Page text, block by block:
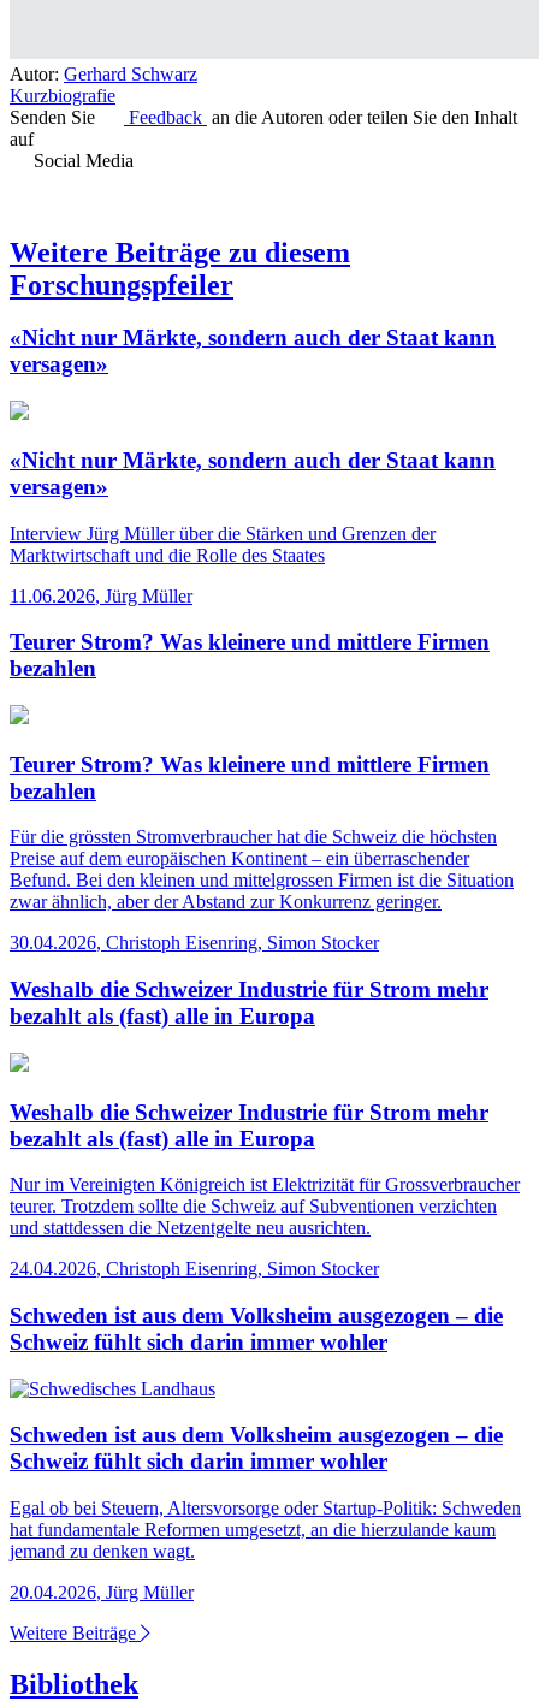
Autor: Gerhard Schwarz
Kurzbiografie
Senden Sie
Feedback an die Autoren oder teilen Sie den Inhalt
auf
Social Media
Weitere Beiträge zu diesem
Forschungspfeiler
«Nicht nur Märkte, sondern auch der Staat kann
versagen»
«Nicht nur Märkte, sondern auch der Staat kann
versagen»
Interview Jürg Müller über die Stärken und Grenzen der
Marktwirtschaft und die Rolle des Staates
11.06.2026, Jürg Müller
Teurer Strom? Was kleinere und mittlere Firmen
bezahlen
Teurer Strom? Was kleinere und mittlere Firmen
bezahlen
Für die grössten Stromverbraucher hat die Schweiz die höchsten
Preise auf dem europäischen Kontinent – ein überraschender
Befund. Bei den kleinen und mittelgrossen Firmen ist die Situation
zwar ähnlich, aber der Abstand zur Konkurrenz geringer.
30.04.2026, Christoph Eisenring, Simon Stocker
Weshalb die Schweizer Industrie für Strom mehr
bezahlt als (fast) alle in Europa
Weshalb die Schweizer Industrie für Strom mehr
bezahlt als (fast) alle in Europa
Nur im Vereinigten Königreich ist Elektrizität für Grossverbraucher
teurer. Trotzdem sollte die Schweiz auf Subventionen verzichten
und stattdessen die Netzentgelte neu ausrichten.
24.04.2026, Christoph Eisenring, Simon Stocker
Schweden ist aus dem Volksheim ausgezogen – die
Schweiz fühlt sich darin immer wohler
Schweden ist aus dem Volksheim ausgezogen – die
Schweiz fühlt sich darin immer wohler
Egal ob bei Steuern, Altersvorsorge oder Startup-Politik: Schweden
hat fundamentale Reformen umgesetzt, an die hierzulande kaum
jemand zu denken wagt.
20.04.2026, Jürg Müller
Weitere Beiträge
Bibliothek